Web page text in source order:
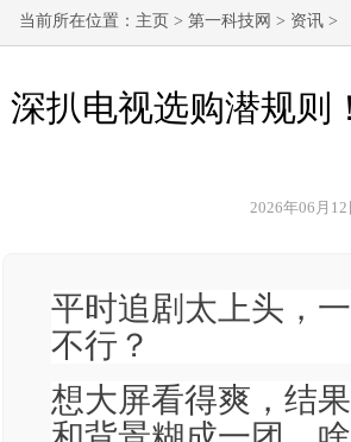
当前所在位置： 主页 > 第一科技网 > 资讯 >
深扒电视选购潜规则
2026年06月12
平时追剧太上头，
不行？
想大屏看得爽，结